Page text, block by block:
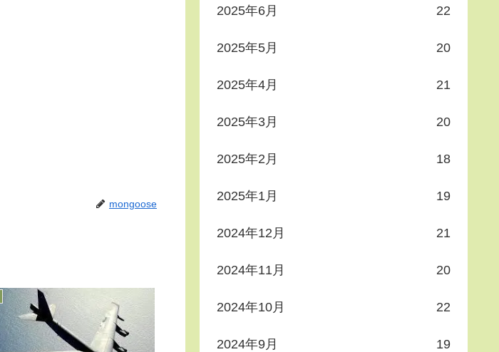
mongoose
2025年6月 22
2025年5月 20
2025年4月 21
2025年3月 20
2025年2月 18
2025年1月 19
2024年12月 21
2024年11月 20
2024年10月 22
2024年9月 19